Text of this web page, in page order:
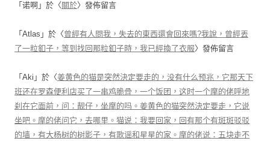
「 诺啊 」於〈 關於〉發佈留言
「 Atlas 」於〈曾經有人問我，失去的東西還會回來嗎?我說，曾經丟
了一粒釦子，等到找回那粒釦子時，我已經換了衣服〉發佈留言
「 Aki 」於〈姜黄色的猫是突然決定要走的，没有什么预兆，它那天下
班还在罗森便利店买了一串鸡脆骨，一个饭团，这时一个摩的佬呼地
刹在它面前，问：靓仔，坐摩的吗。姜黄色的猫突然決定要走，它说
坐吧。摩的佬问它，去哪里。猫说：我要回家，回有那个有斑斑驳驳
的墙，有大杨树的树影子，有歌谣和星星的家。摩的佬说：五块走不